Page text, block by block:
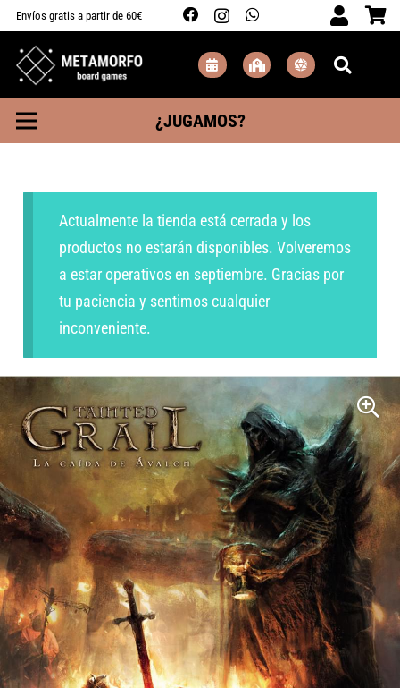
Envíos gratis a partir de 60€
¿JUGAMOS?
Actualmente la tienda está cerrada y los
productos no estarán disponibles. Volveremos
a estar operativos en septiembre. Gracias por
tu paciencia y sentimos cualquier
inconveniente.